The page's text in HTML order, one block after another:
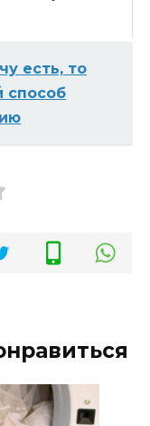
есть, то
способ